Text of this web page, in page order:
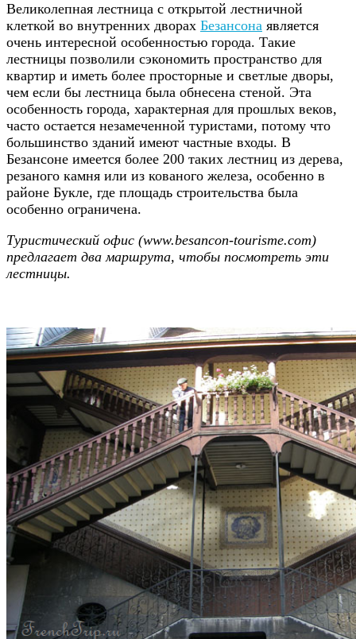
Великолепная лестница с открытой лестничной
клеткой во внутренних дворах Безансона является
очень интересной особенностью города. Такие
лестницы позволили сэкономить пространство для
квартир и иметь более просторные и светлые дворы,
чем если бы лестница была обнесена стеной. Эта
особенность города, характерная для прошлых веков,
часто остается незамеченной туристами, потому что
большинство зданий имеют частные входы. В
Безансоне имеется более 200 таких лестниц из дерева,
резаного камня или из кованого железа, особенно в
районе Букле, где площадь строительства была
особенно ограничена.
Туристический офис (www.besancon-tourisme.com)
предлагает два маршрута, чтобы посмотреть эти
лестницы.